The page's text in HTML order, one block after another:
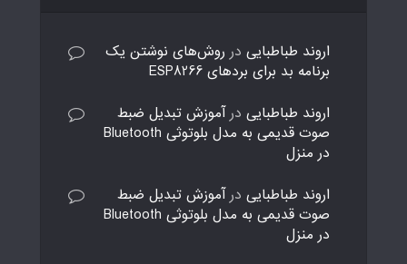
اروند طباطبایی در روش‌های نوشتن یک
برنامه بد برای بردهای ESP8266
اروند طباطبایی درآموزش تبدیل ضبط
صوت قدیمی به مدل بلوتوثی Bluetooth
در منزل
اروند طباطبایی درآموزش تبدیل ضبط
صوت قدیمی به مدل بلوتوثی Bluetooth
در منزل